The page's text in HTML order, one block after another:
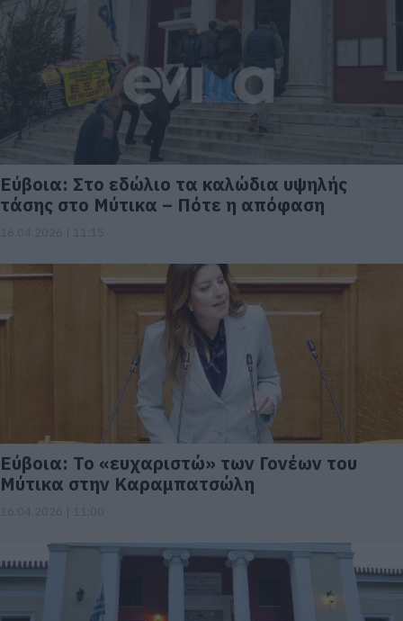
Εύβοια: Στο εδώλιο τα καλώδια υψηλής
τάσης στο Μύτικα – Πότε η απόφαση
Εύβοια: Το «ευχαριστώ» των Γονέων του
Μύτικα στην Καραμπατσώλη